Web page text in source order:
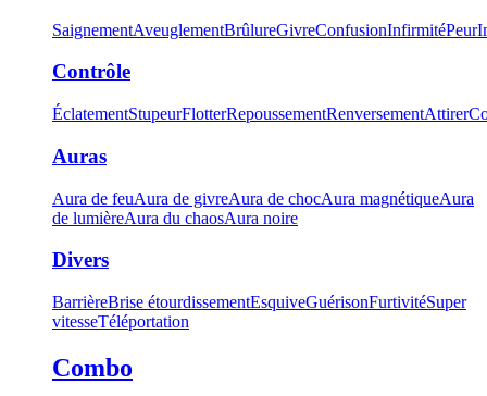
SaignementAveuglementBrûlureGivreConfusionInfirmitéPeur
Contrôle
ÉclatementStupeurFlotterRepoussementRenversementAttirer
Auras
Aura de feuAura de givreAura de chocAura magnétiqueAura
de lumièreAura du chaosAura noire
Divers
BarrièreBrise étourdissementEsquiveGuérisonFurtivitéSuper
vitesseTéléportation
Combo